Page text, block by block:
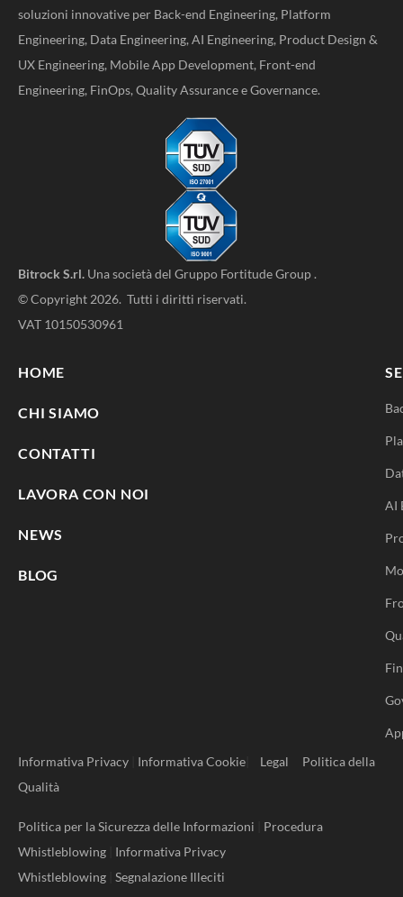
soluzioni innovative per Back-end Engineering, Platform
Engineering, Data Engineering, AI Engineering, Product Design &
UX Engineering, Mobile App Development, Front-end
Engineering, FinOps, Quality Assurance e Governance.
Bitrock S.rl. Una società del Gruppo Fortitude Group.
© Copyright 2026. Tutti i diritti riservati.
VAT 10150530961
HOME
CHI SIAMO
CONTATTI
LAVORA CON NOI
NEWS
BLOG
AI
Informativa Privacy
Informativa Cookie Legal
Politica della
Qualità
Politica per la Sicurezza delle Informazioni
Procedura
Whistleblowing
Informativa Privacy
Whistleblowing Segnalazione Illeciti